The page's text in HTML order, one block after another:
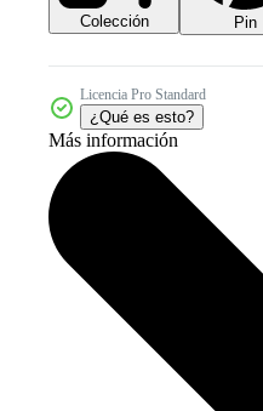
Colección Pin
Licencia Pro Standard
¿Qué es esto?
Más información